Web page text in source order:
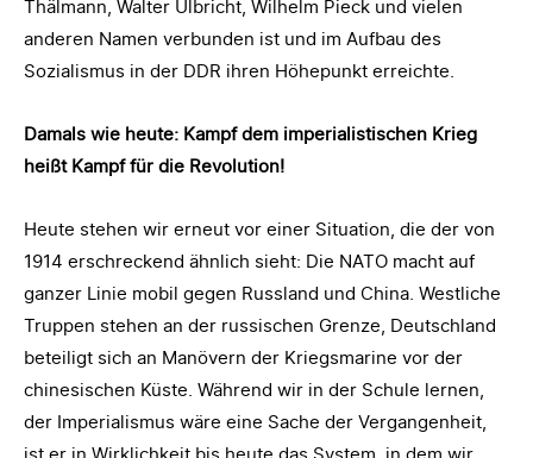
Thälmann, Walter Ulbricht, Wilhelm Pieck und vielen
anderen Namen verbunden ist und im Aufbau des
Sozialismus in der DDR ihren Höhepunkt erreichte.
Damals wie heute: Kampf dem imperialistischen Krieg
heißt Kampf für die Revolution!
Heute stehen wir erneut vor einer Situation, die der von
1914 erschreckend ähnlich sieht: Die NATO macht auf
ganzer Linie mobil gegen Russland und China. Westliche
Truppen stehen an der russischen Grenze, Deutschland
beteiligt sich an Manövern der Kriegsmarine vor der
chinesischen Küste. Während wir in der Schule lernen,
der Imperialismus wäre eine Sache der Vergangenheit,